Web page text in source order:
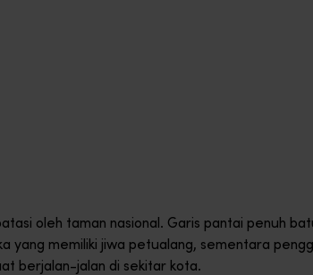
oleh taman nasional. Garis pantai penuh
yang memiliki jiwa petualang, sementara
berjalan-jalan di sekitar kota.